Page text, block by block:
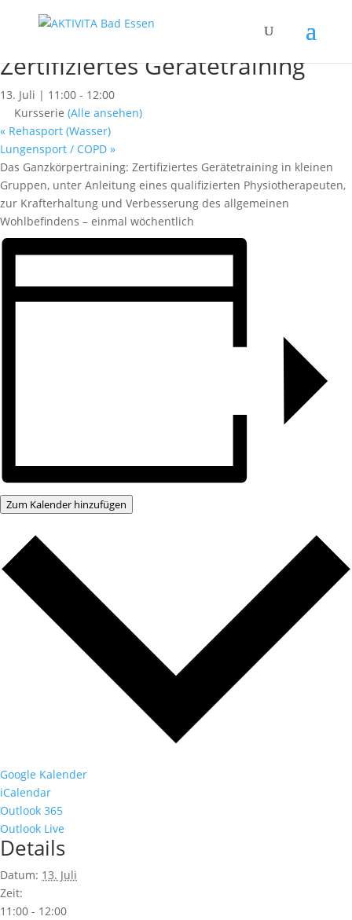
« Alle Kurse
Zertifiziertes Gerätetraining
13. Juli | 11:00 - 12:00
Kursserie (Alle ansehen)
« Rehasport (Wasser)
Lungensport / COPD »
Das Ganzkörpertraining: Zertifiziertes Gerätetraining in kleinen
Gruppen, unter Anleitung eines qualifizierten Physiotherapeuten,
zur Krafterhaltung und Verbesserung des allgemeinen
Wohlbefindens – einmal wöchentlich
Zum Kalender hinzufügen
Google Kalender
iCalendar
Outlook 365
Outlook Live
Details
Datum: 13. Juli
Zeit:
11:00 - 12:00